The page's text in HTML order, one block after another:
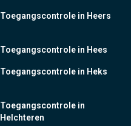
Toegangscontrole in Heers
Toegangscontrole in Hees
Toegangscontrole in Heks
Toegangscontrole in
Helchteren